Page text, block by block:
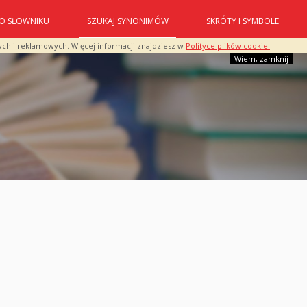
i reklamowych. Więcej informacji znajdziesz w Polityce plików cookie.
Wiem, zamknij
O SŁOWNIKU SZUKAJ SYNONIMÓW SKRÓTY I SYMBOLE